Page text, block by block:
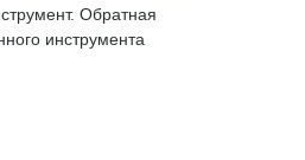
Обратная
инструмента